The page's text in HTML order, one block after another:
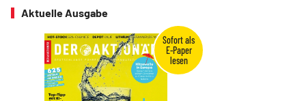
Aktuelle Ausgabe